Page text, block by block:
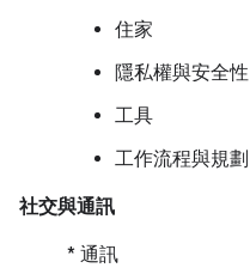
住家
隱私權與安全性
工具
工作流程與規劃
社交與通訊
* 通訊